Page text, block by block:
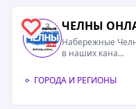
3 ЧЕЛНЫ
Набережные
в наших кана...
ГОРОДА И РЕГИОНЫ